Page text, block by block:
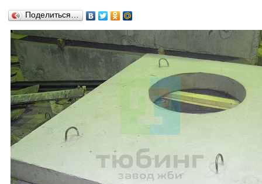
Поделиться…